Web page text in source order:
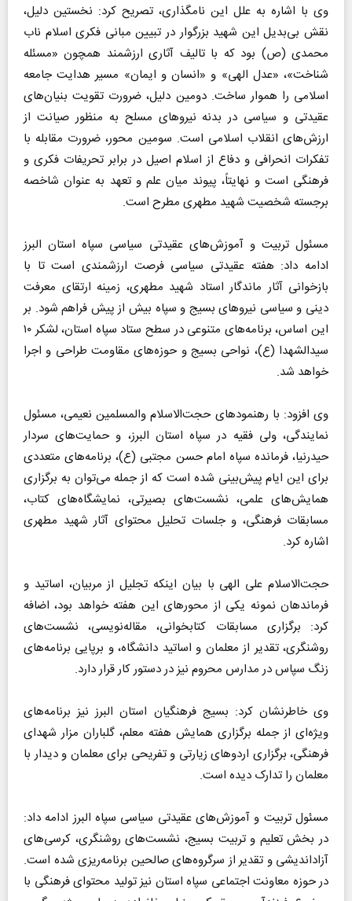
وی با اشاره به علل این نامگذاری، تصریح کرد: نخستین دلیل،
نقش بی‌بدیل این شهید بزرگوار در تبیین مبانی فکری اسلام ناب
محمدی (ص) بود که با تالیف آثاری ارزشمند همچون «مسئله
شناخت»، «عدل الهی» و «انسان و ایمان» مسیر هدایت جامعه
اسلامی را هموار ساخت. دومین دلیل، ضرورت تقویت بنیان‌های
عقیدتی و سیاسی در بدنه نیرو‌های مسلح به منظور صیانت از
ارزش‌های انقلاب اسلامی است. سومین محور، ضرورت مقابله با
تفکرات انحرافی و دفاع از اسلام اصیل در برابر تحریفات فکری و
فرهنگی است و نهایتاً، پیوند میان علم و تعهد به عنوان شاخصه
برجسته شخصیت شهید مطهری مطرح است.
مسئول تربیت و آموزش‌های عقیدتی سیاسی سپاه استان البرز
ادامه داد: هفته عقیدتی سیاسی فرصت ارزشمندی است تا با
بازخوانی آثار ماندگار استاد شهید مطهری، زمینه ارتقای معرفت
دینی و سیاسی نیرو‌های بسیج و سپاه بیش از پیش فراهم شود. بر
این اساس، برنامه‌های متنوعی در سطح ستاد سپاه استان، لشکر ۱۰
سیدالشهدا (ع)، نواحی بسیج و حوزه‌های مقاومت طراحی و اجرا
خواهد شد.
وی افزود: با رهنمود‌های حجت‌الاسلام والمسلمین نعیمی، مسئول
نمایندگی، ولی فقیه در سپاه استان البرز، و حمایت‌های سردار
حیدرنیا، فرمانده سپاه امام حسن مجتبی (ع)، برنامه‌های متعددی
برای این ایام پیش‌بینی شده است که از جمله می‌توان به برگزاری
همایش‌های علمی، نشست‌های بصیرتی، نمایشگاه‌های کتاب،
مسابقات فرهنگی، و جلسات تحلیل محتوای آثار شهید مطهری
اشاره کرد.
حجت‌الاسلام علی الهی با بیان اینکه تجلیل از مربیان، اساتید و
فرماندهان نمونه یکی از محور‌های این هفته خواهد بود، اضافه
کرد: برگزاری مسابقات کتابخوانی، مقاله‌نویسی، نشست‌های
روشنگری، تقدیر از معلمان و اساتید دانشگاه، و برپایی برنامه‌های
زنگ سپاس در مدارس محروم نیز در دستور کار قرار دارد.
وی خاطرنشان کرد: بسیج فرهنگیان استان البرز نیز برنامه‌های
ویژه‌ای از جمله برگزاری همایش هفته معلم، گلباران مزار شهدای
فرهنگی، برگزاری اردو‌های زیارتی و تفریحی برای معلمان و دیدار با
معلمان را تدارک دیده است.
مسئول تربیت و آموزش‌های عقیدتی سیاسی سپاه البرز ادامه داد:
در بخش تعلیم و تربیت بسیج، نشست‌های روشنگری، کرسی‌های
آزاداندیشی و تقدیر از سرگروه‌های صالحین برنامه‌ریزی شده است.
در حوزه معاونت اجتماعی سپاه استان نیز تولید محتوای فرهنگی با